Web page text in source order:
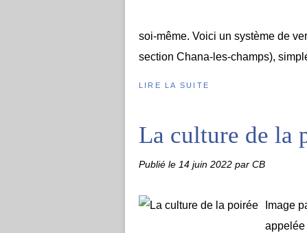
soi-même. Voici un système de
section Chana-les-champs),
LIRE LA SUITE
La culture de la
Publié le 14 juin 2022 par CB
Image
appelée